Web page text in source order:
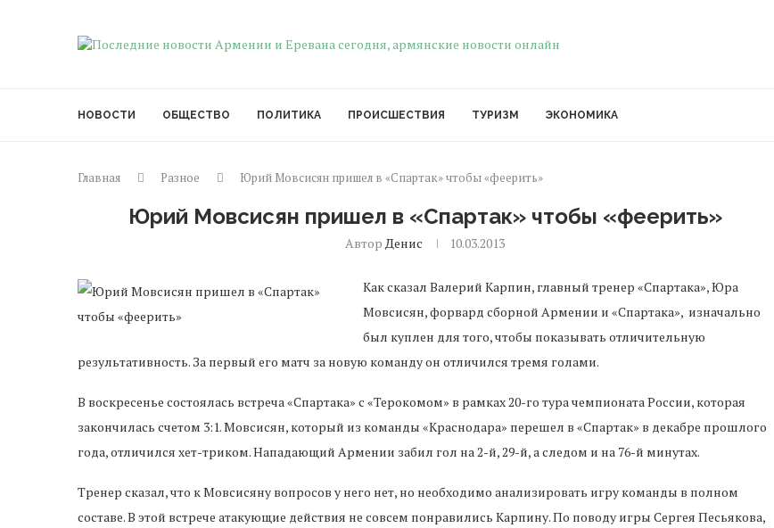
НОВОСТИ ОБЩЕСТВО ПОЛИТИКА ПРОИСШЕСТВИЯ ТУРИЗМ ЭКОНОМИКА
Главная Разное Юрий Мовсисян пришел в «Спартак» чтобы «феерить»
Юрий Мовсисян пришел в «Спартак» чтобы «феерить»
АвторДенис 10.03.2013
Как сказал Валерий Карпин, главный тренер «Спартака», Юра
Мовсисян, форвард сборной Армении и «Спартака», изначально
был куплен для того, чтобы показывать отличительную
результативность. За первый его матч за новую команду он отличился тремя голами.
В воскресенье состоялась встреча «Спартака» с «Терокомом» в рамках 20-го тура чемпионата России, которая
закончилась счетом 3:1. Мовсисян, который из команды «Краснодара» перешел в «Спартак» в декабре прошлого
года, отличился хет-триком. Нападающий Армении забил гол на 2-й, 29-й, а следом и на 76-й минутах.
Тренер сказал, что к Мовсисяну вопросов у него нет, но необходимо анализировать игру команды в полном
составе. В этой встрече атакующие действия не совсем понравились Карпину. По поводу игры Сергея Песьякова,